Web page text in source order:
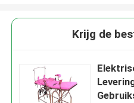
Krijg de